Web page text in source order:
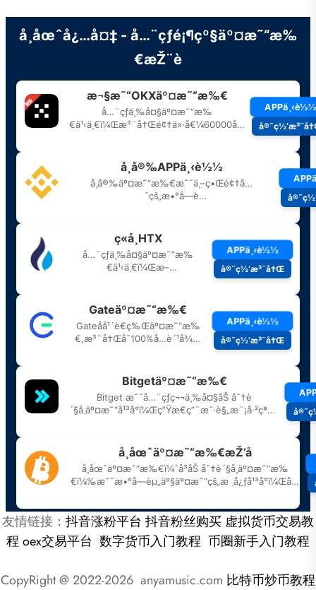
友情链接： 抖音涨粉平台 抖音粉丝购买虚拟货币交易教
程oex交易平台 数字货币入门教程 币圈新手入门教程
CopyRight @ 2022-2026 anyamusic.com 比特币炒币教程